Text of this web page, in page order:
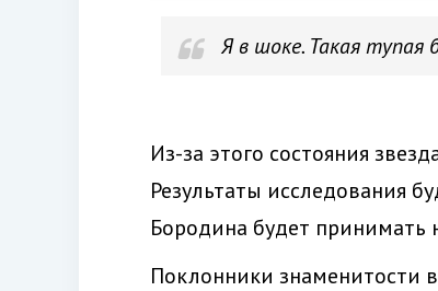
Я в шоке. Такая тупая
Из-за этого состояния
Результаты исследования
Бородина будет принимать
Поклонники знаменитости